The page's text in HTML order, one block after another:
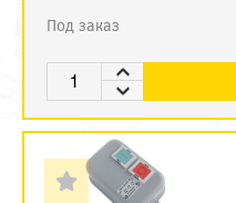
Под заказ